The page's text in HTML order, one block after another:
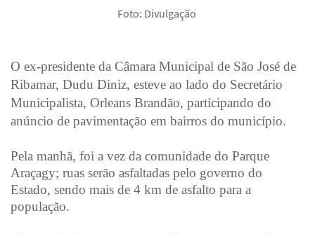
Foto: Divulgação
O ex-presidente da Câmara Municipal de São José de
Ribamar, Dudu Diniz, esteve ao lado do Secretário
Municipalista, Orleans Brandão, participando do
anúncio de pavimentação em bairros do município.
Pela manhã, foi a vez da comunidade do Parque
Araçagy; ruas serão asfaltadas pelo governo do
Estado, sendo mais de 4 km de asfalto para a
população.